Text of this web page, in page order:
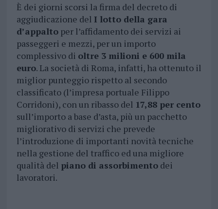
È dei giorni scorsi la firma del decreto di
aggiudicazione del I lotto della gara
d’appaltoper l’affidamento dei servizi ai
passeggeri e mezzi, per un importo
complessivo di oltre 3 milioni e 600 mila
euro. La società di Roma, infatti, ha ottenuto il
miglior punteggio rispetto al secondo
classificato (l’impresa portuale Filippo
Corridoni), con un ribasso del 17,88 per cento
sull’importo a base d’asta, più un pacchetto
migliorativo di servizi che prevede
l’introduzione di importanti novità tecniche
nella gestione del traffico ed una migliore
qualità del piano di assorbimentodei
lavoratori.